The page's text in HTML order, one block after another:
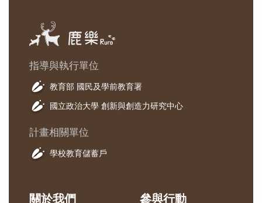
指導與執行單位
教育部 國民及學前教育署
國立政治大學 創新與創造力研究中心
計畫相關單位
學校教育儲蓄戶
關於我們 參與行動